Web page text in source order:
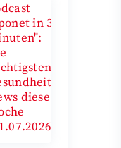
in 3
diese